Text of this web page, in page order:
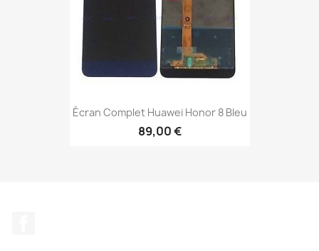
Écran Complet Huawei Honor 8 Bleu
89,00 €